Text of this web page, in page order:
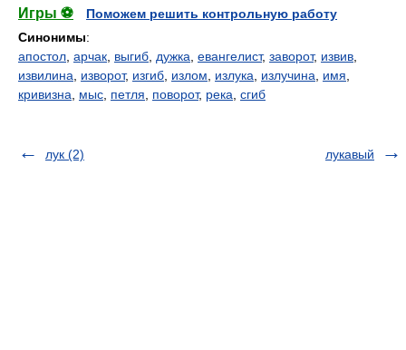
Игры ⚽
Поможем решить контрольную работу
Синонимы:
апостол арчак выгиб дужка евангелист, заворот, извив
извилина
изворот, изгиб излом излука излучина имя
кривизна
мыс петля поворот, река сгиб
лук (2) лукавый